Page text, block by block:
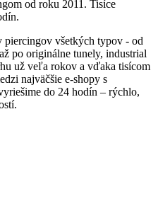
od roku 2011. Tisíce
piercingov všetkých typov - od
po originálne tunely, industrial
už veľa rokov a vďaka tisícom
najväčšie e-shopy s
do 24 hodín – rýchlo,